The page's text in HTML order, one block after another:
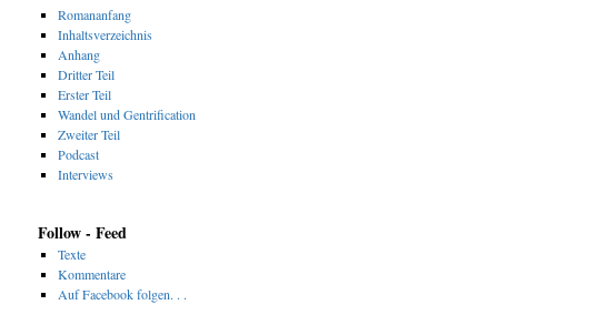
Romananfang
Inhaltsverzeichnis
Anhang
Dritter Teil
Erster Teil
Wandel und Gentrification
Zweiter Teil
Podcast
Interviews
Follow - Feed
Texte
Kommentare
Auf Facebook folgen. . .